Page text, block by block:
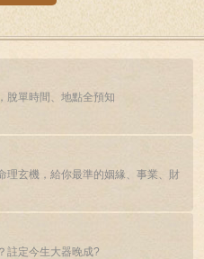
脫單時間、地點全預知
理玄機，給你最準的姻緣、事業、財
註定今生大器晚成?